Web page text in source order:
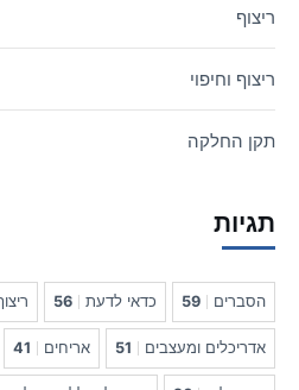
ריצוף
ריצוף וחיפוי
תקן החלקה
תגיות
הסברים 59 כדאי לדעת 56
אדריכלים ומעצבים 51 אריחים 41